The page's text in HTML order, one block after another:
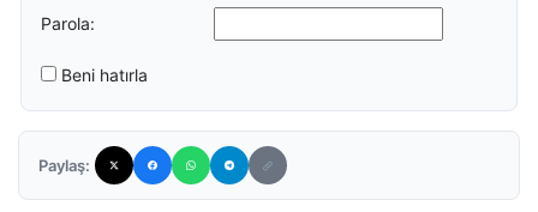
Parola:
Beni hatırla
Paylaş: